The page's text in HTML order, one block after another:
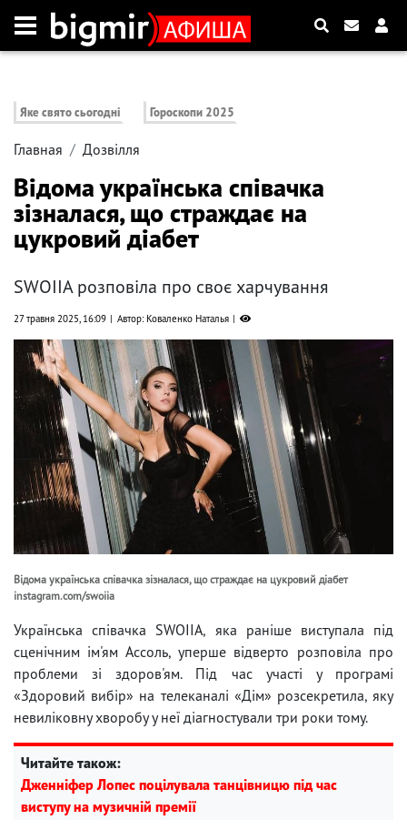
Яке свято сьогодні Гороскопи 2025
Главная Дозвілля
Відома українська співачка
зізналася, що страждає на
цукровий діабет
SWOIIA розповіла про своє харчування
27 травня 2025, 16:09 Автор: Коваленко Наталья
Відома українська співачка зізналася, що страждає на цукровий діабет
instagram.com/swoiia
Українська співачка SWOIIA, яка раніше виступала під
сценічним ім'ям Ассоль, уперше відверто розповіла про
проблеми зі здоров'ям. Під час участі у програмі
«Здоровий вибір» на телеканалі «Дім» розсекретила, яку
невиліковну хворобу у неї діагностували три роки тому.
Читайте також:
Дженніфер Лопес поцілувала танцівницю під час
виступу на музичній премії